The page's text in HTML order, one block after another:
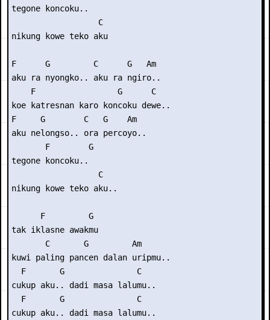
tegone koncoku..
                  C
nikung kowe teko aku
F      G         C      G   Am
aku ra nyongko.. aku ra ngiro..
    F                 G      C
koe katresnan karo koncoku dewe..
F     G        C   G    Am
aku nelongso.. ora percoyo..
       F        G
tegone koncoku..
                  C
nikung kowe teko aku..
      F         G
tak iklasne awakmu
       C       G         Am
kuwi paling pancen dalan uripmu..
  F       G               C
cukup aku.. dadi masa lalumu..
  F       G               C
cukup aku.. dadi masa lalumu..